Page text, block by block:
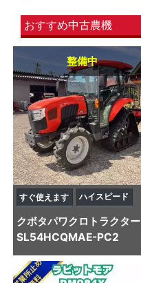
おすすめ中古農機
整備中
すぐ使えます ハイスピード
クボタパワクロトラクター
SL54HCQMAE-PC2